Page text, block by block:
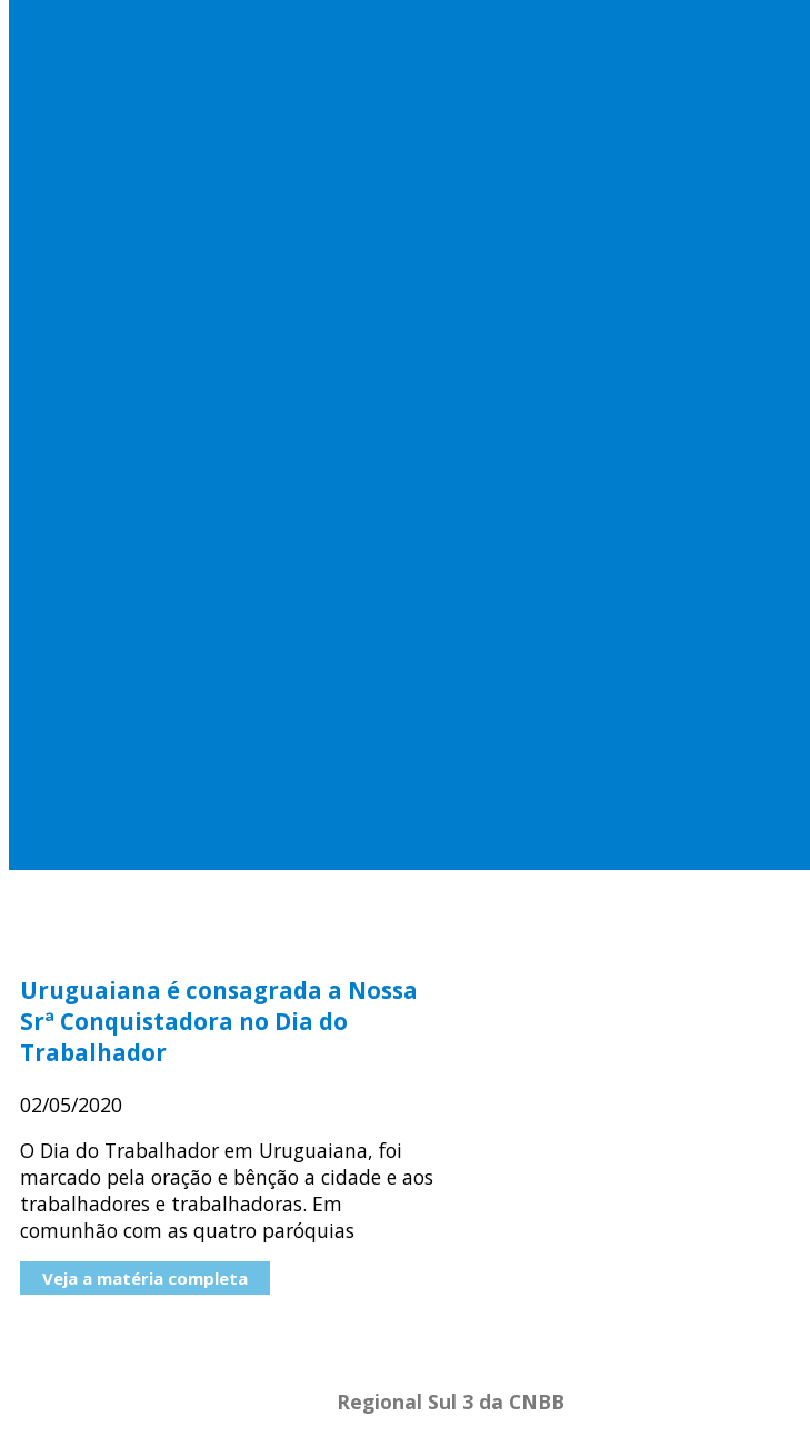
Uruguaiana é consagrada a Nossa
Srª Conquistadora no Dia do
Trabalhador
02/05/2020
O Dia do Trabalhador em Uruguaiana, foi
marcado pela oração e bênção a cidade e aos
trabalhadores e trabalhadoras. Em
comunhão com as quatro paróquias
Veja a matéria completa
Regional Sul 3 da CNBB